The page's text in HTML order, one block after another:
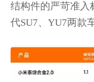
结构件的严苛准入
代SU7、YU7两款